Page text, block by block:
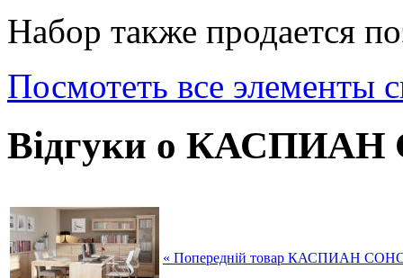
Набор также продается
Посмотеть все
Відгуки о
« Попередній товар КАСПИАН